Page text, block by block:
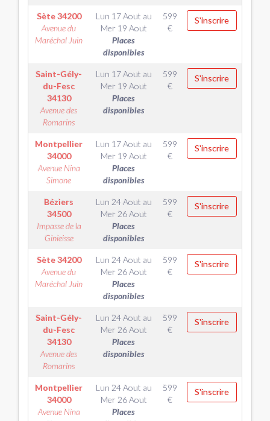
Sète34200
Avenue du
Maréchal Juin
Lun 17 Aout au
Mer 19 Aout
Places
disponibles
599
€
S'inscrire
Saint-Gély-
du-Fesc
34130
Avenue des
Romarins
Lun 17 Aout au
Mer 19 Aout
Places
disponibles
599
€
S'inscrire
Montpellier
34000
Avenue Nina
Simone
Lun 17 Aout au
Mer 19 Aout
Places
disponibles
599
€
S'inscrire
Béziers
34500
Impasse de la
Ginieisse
Lun 24 Aout au
Mer 26 Aout
Places
disponibles
599
€
S'inscrire
Sète34200
Avenue du
Maréchal Juin
Lun 24 Aout au
Mer 26 Aout
Places
disponibles
599
€
S'inscrire
Saint-Gély-
du-Fesc
34130
Avenue des
Romarins
Lun 24 Aout au
Mer 26 Aout
Places
disponibles
599
€
S'inscrire
Montpellier
34000
Avenue Nina
Lun 24 Aout au
Mer 26 Aout
Places
599
€
S'inscrire